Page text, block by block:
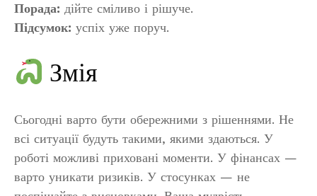
Порада: дійте сміливо і рішуче.
Підсумок: успіх уже поруч.
Змія
Сьогодні варто бути обережними з рішеннями. Не
всі ситуації будуть такими, якими здаються. У
роботі можливі приховані моменти. У фінансах —
варто уникати ризиків. У стосунках — не